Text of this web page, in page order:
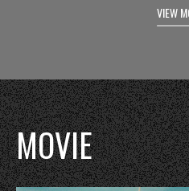
VIEW
MOVIE